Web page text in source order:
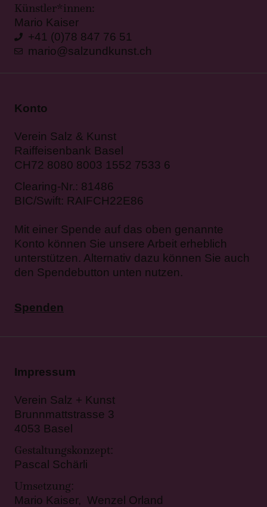
Künstler*innen:
Mario Kaiser
+41 (0)78 847 76 51
mario@salzundkunst.ch
Konto
Verein Salz & Kunst
Raiffeisenbank Basel
CH72 8080 8003 1552 7533 6
Clearing-Nr.: 81486
BIC/Swift: RAIFCH22E86
Mit einer Spende auf das oben genannte
Konto können Sie unsere Arbeit erheblich
unterstützen. Alternativ dazu können Sie auch
den Spendebutton unten nutzen.
Spenden
Impressum
Verein Salz + Kunst
Brunnmattstrasse 3
4053 Basel
Gestaltungskonzept:
Pascal Schärli
Umsetzung:
Mario Kaiser, Wenzel Orland